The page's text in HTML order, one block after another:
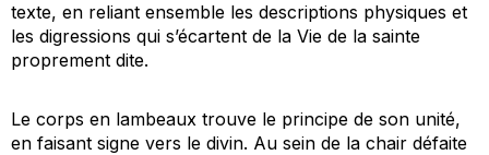
texte, en reliant ensemble les descriptions physiques et
les digressions qui s’écartent de la Vie de la sainte
proprement dite.
Le corps en lambeaux trouve le principe de son unité,
en faisant signe vers le divin. Au sein de la chair défaite